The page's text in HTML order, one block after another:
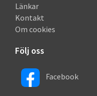
Länkar
Kontakt
Om cookies
Följ oss
Facebook